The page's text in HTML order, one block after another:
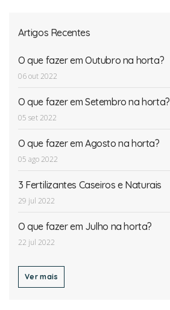
Artigos Recentes
O que fazer em Outubro na horta?
06 out 2022
O que fazer em Setembro na horta?
05 set 2022
O que fazer em Agosto na horta?
05 ago 2022
3 Fertilizantes Caseiros e Naturais
29 jul 2022
O que fazer em Julho na horta?
22 jul 2022
Ver mais